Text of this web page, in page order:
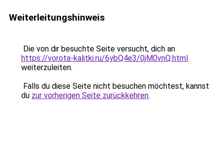
Weiterleitungshinweis
Die von dir besuchte Seite versucht, dich an
https://vorota-kalitki.ru/6ybQ4e3/0jM0vnQ.html
weiterzuleiten.
Falls du diese Seite nicht besuchen möchtest, kannst
du zur vorherigen Seite zurückkehren.